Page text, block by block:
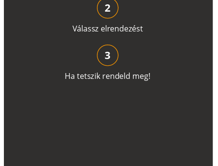
Válassz elrendezést
2
Ha tetszik rendeld meg!
3